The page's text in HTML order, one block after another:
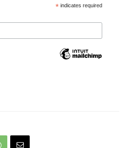
* indicates required